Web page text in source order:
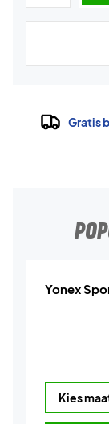
Gratis
Yonex